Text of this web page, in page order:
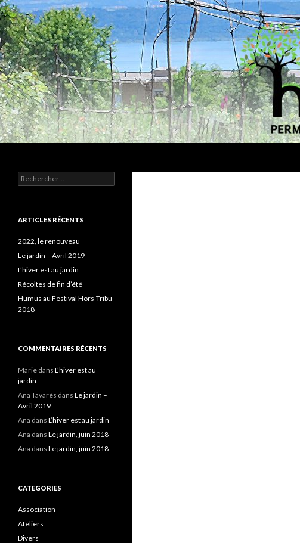
Association agroécologique
Rechercher :
ARTICLES RÉCENTS
2022, le renouveau
Le jardin – Avril 2019
L’hiver est au jardin
Récoltes de fin d’été
Humus au Festival Hors-Tribu
2018
COMMENTAIRES RÉCENTS
Marie dans L’hiver est au
jardin
Ana Tavarès dans Le jardin –
Avril 2019
Ana dans L’hiver est au jardin
Ana dans Le jardin, juin 2018
Ana dans Le jardin, juin 2018
CATÉGORIES
Association
Ateliers
Divers